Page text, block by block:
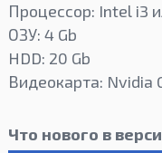
Процессор: Intel i3
ОЗУ: 4 Gb
HDD: 20 Gb
Видеокарта: Nvidia
Что нового в